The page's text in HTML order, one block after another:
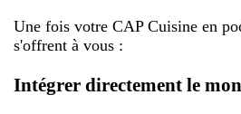
Une fois votre CAP Cuisine en
s'offrent à vous :
Intégrer directement le